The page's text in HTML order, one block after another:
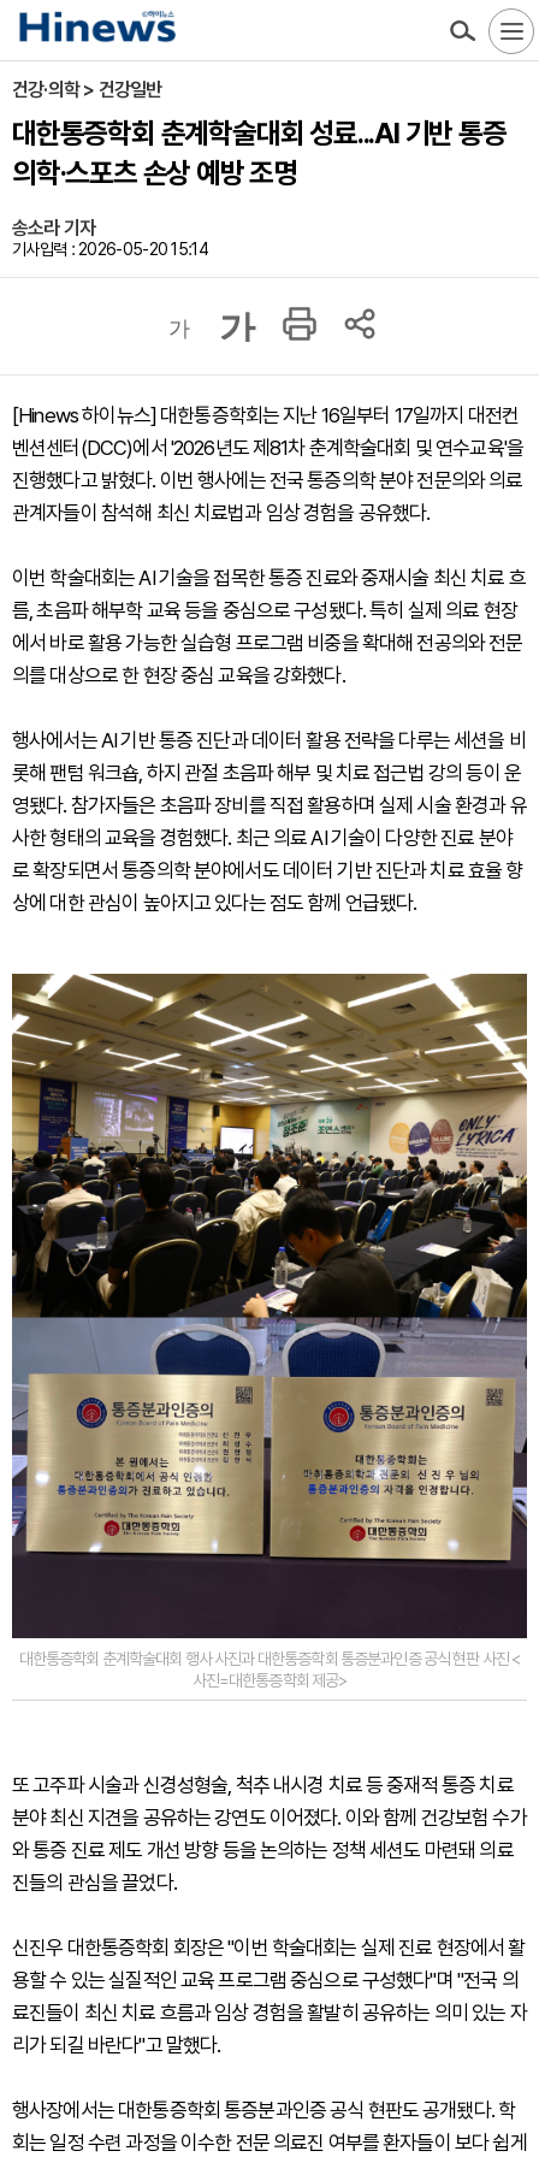
건강·의학 > 건강일반
대한통증학회 춘계학술대회 성료...AI 기반 통증
의학·스포츠 손상 예방 조명
송소라 기자
기사입력 : 2026-05-20 15:14
가 가
[Hinews 하이뉴스] 대한통증학회는 지난 16일부터 17일까지 대전컨
벤션센터(DCC)에서 '2026년도 제81차 춘계학술대회 및 연수교육'을
진행했다고 밝혔다. 이번 행사에는 전국 통증의학 분야 전문의와 의료
관계자들이 참석해 최신 치료법과 임상 경험을 공유했다.
이번 학술대회는 AI 기술을 접목한 통증 진료와 중재시술 최신 치료 흐
름, 초음파 해부학 교육 등을 중심으로 구성됐다. 특히 실제 의료 현장
에서 바로 활용 가능한 실습형 프로그램 비중을 확대해 전공의와 전문
의를 대상으로 한 현장 중심 교육을 강화했다.
행사에서는 AI 기반 통증 진단과 데이터 활용 전략을 다루는 세션을 비
롯해 팬텀 워크숍, 하지 관절 초음파 해부 및 치료 접근법 강의 등이 운
영됐다. 참가자들은 초음파 장비를 직접 활용하며 실제 시술 환경과 유
사한 형태의 교육을 경험했다. 최근 의료 AI 기술이 다양한 진료 분야
로 확장되면서 통증의학 분야에서도 데이터 기반 진단과 치료 효율 향
상에 대한 관심이 높아지고 있다는 점도 함께 언급됐다.
대한통증학회 춘계학술대회 행사 사진과 대한통증학회 통증분과인증 공식 현판 사진 <
사진=대한통증학회 제공>
또 고주파 시술과 신경성형술, 척추 내시경 치료 등 중재적 통증 치료
분야 최신 지견을 공유하는 강연도 이어졌다. 이와 함께 건강보험 수가
와 통증 진료 제도 개선 방향 등을 논의하는 정책 세션도 마련돼 의료
진들의 관심을 끌었다.
신진우 대한통증학회 회장은 "이번 학술대회는 실제 진료 현장에서 활
용할 수 있는 실질적인 교육 프로그램 중심으로 구성했다"며 "전국 의
료진들이 최신 치료 흐름과 임상 경험을 활발히 공유하는 의미 있는 자
리가 되길 바란다"고 말했다.
행사장에서는 대한통증학회 통증분과인증 공식 현판도 공개됐다. 학
회는 일정 수련 과정을 이수한 전문 의료진 여부를 환자들이 보다 쉽게